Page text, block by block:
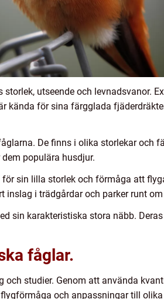
utseende och levnadsvanor.
kända för sina färgglada
De finns i olika storlekar och
populära husdjur.
sin lilla storlek och förmåga att
i trädgårdar och parker runt
sin karakteristiska stora näbb.
fåglar.
studier. Genom att använda
och anpassningar till